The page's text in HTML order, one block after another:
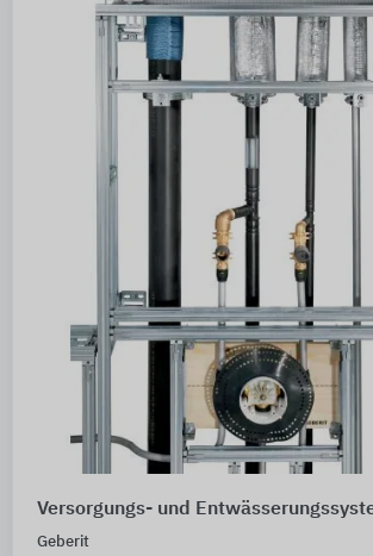
Versorgungs- und
Geberit